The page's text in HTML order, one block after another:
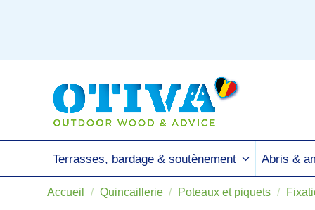
Terrasses, bardage & soutènement Abris &
Accueil Quincaillerie Poteaux et piquets